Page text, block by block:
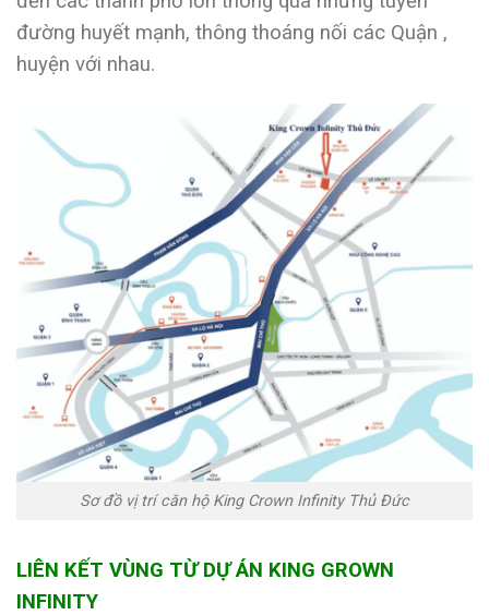
đường huyết mạnh, thông thoáng nối các Quận ,
huyện với nhau.
Sơ đồ vị trí căn hộ King Crown Infinity Thủ Đức
LIÊN KẾT VÙNG TỪ DỰ ÁN KING GROWN
INFINITY